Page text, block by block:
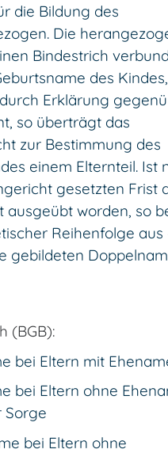
die Bildung des
Die
Bindestrich
des
Erklärung
so überträgt das
zur Bestimmung des
einem Elternteil. Ist
gesetzten Frist
ausgeübt worden, so
Reihenfolge aus
gebildeten
(BGB):
bei Eltern mit
bei Eltern ohne
Sorge
bei Eltern ohne